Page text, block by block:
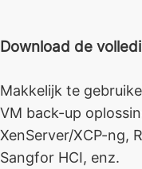
Download de
Makkelijk te
VM back-up
XenServer/XCP-ng,
Sangfor HCI, enz.